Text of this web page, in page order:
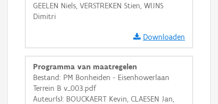
Basis Lagen
OSM-Basiskaart
Ortho
GEELEN Niels, VERSTREKEN Stien, WIJNS
Dimitri
Downloaden
Programma van maatregelen
Bestand: PM Bonheiden - Eisenhowerlaan
Terrein B v_003.pdf
Auteur(s): BOUCKAERT Kevin, CLAESEN Jan,